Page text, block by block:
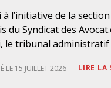
à l’initiative de la
du Syndicat des
le tribunal administratif
public visant à la «
LE 15 JUILLET 2026 LIRE LA